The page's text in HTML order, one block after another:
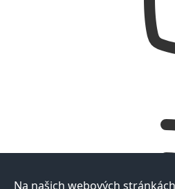
Na našich webových